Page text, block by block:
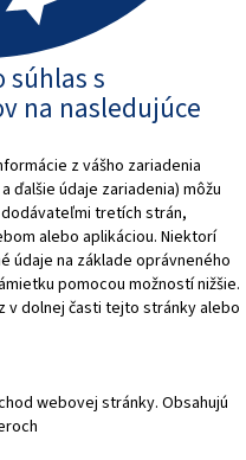
súhlas s
na nasledujúce
z vášho zariadenia
údaje zariadenia) môžu
tretích strán,
alebo aplikáciou. Niektorí
údaje na základe oprávneného
pomocou možností nižšie.
v dolnej časti tejto stránky alebo
webovej stránky. Obsahujú